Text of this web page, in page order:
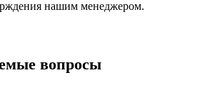
нашим менеджером.
вопросы